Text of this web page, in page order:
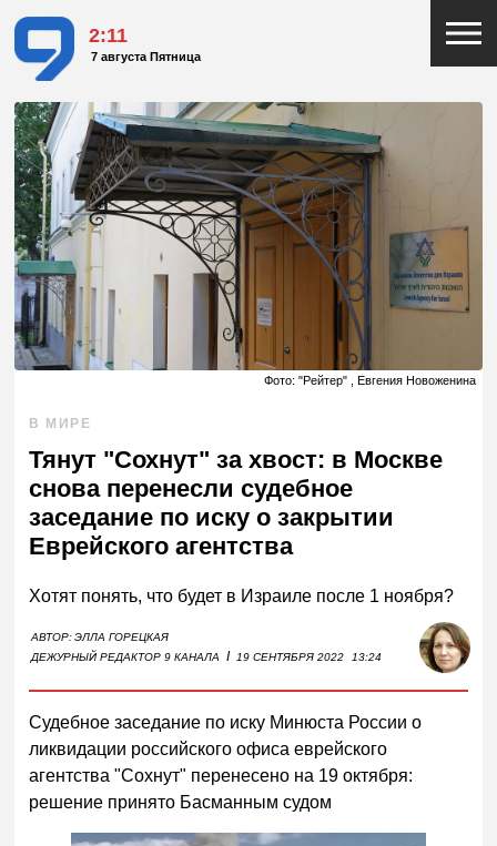
2:11
7 августа Пятница
Фото: "Рейтер" , Евгения Новоженина
В МИРЕ
Тянут "Сохнут" за хвост: в Москве
снова перенесли судебное
заседание по иску о закрытии
Еврейского агентства
Хотят понять, что будет в Израиле после 1 ноября?
АВТОР:ЭЛЛА ГОРЕЦКАЯ
ДЕЖУРНЫЙ РЕДАКТОР 9 КАНАЛА
I 19 СЕНТЯБРЯ 2022 13:24
Судебное заседание по иску Минюста России о
ликвидации российского офиса еврейского
агентства "Сохнут" перенесено на 19 октября:
решение принято Басманным судом